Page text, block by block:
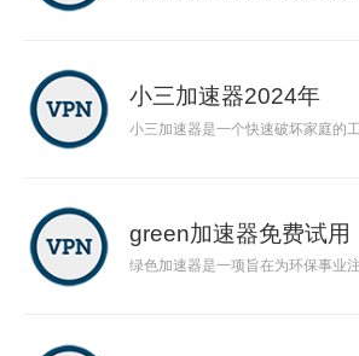
小三加速器2024年
小三加速器是一个快速破坏家庭的
green加速器免费试用
绿色加速器是一项旨在为环保事业